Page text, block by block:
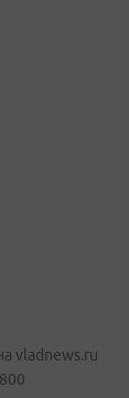
vladnews.ru